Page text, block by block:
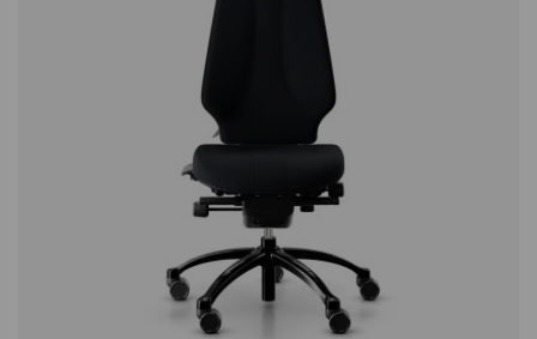
vesiputousreuna, joka vähentää takareisiin kohdistuvaa
painetta. Istuimen syvyyttä voidaan säätää kahdeksan
senttimetrin alueella. Tämän ansiosta istut aina mukavasti
riippumatta siitä, kuinka pitkä olet, säilyttäen samalla hyvän
verenkierron jalkoihin asti. Säädä istuimen syvyys niin, että
istuimen etureunan ja polvitaipeen välissä on noin kaksi
sormenleveyttä parhaan mukavuuden saavuttamiseksi.
Vähennä selän, hartioiden ja niskan kuormitusta RH Logic 400
on varustettu korkeussäädettävällä selkänojalla ja
ilmasäädettävällä ristiseläntuella, jota voit helposti säätää
selkänojan vieressä riippuvalla pumpulla. Säätämällä
selkänojaa niin, että se sopii selkäkaarellesi, istut luonnollisen
ryhdikkäästi ja vähennät nivelten ja lihasten rasitusta. Tämä